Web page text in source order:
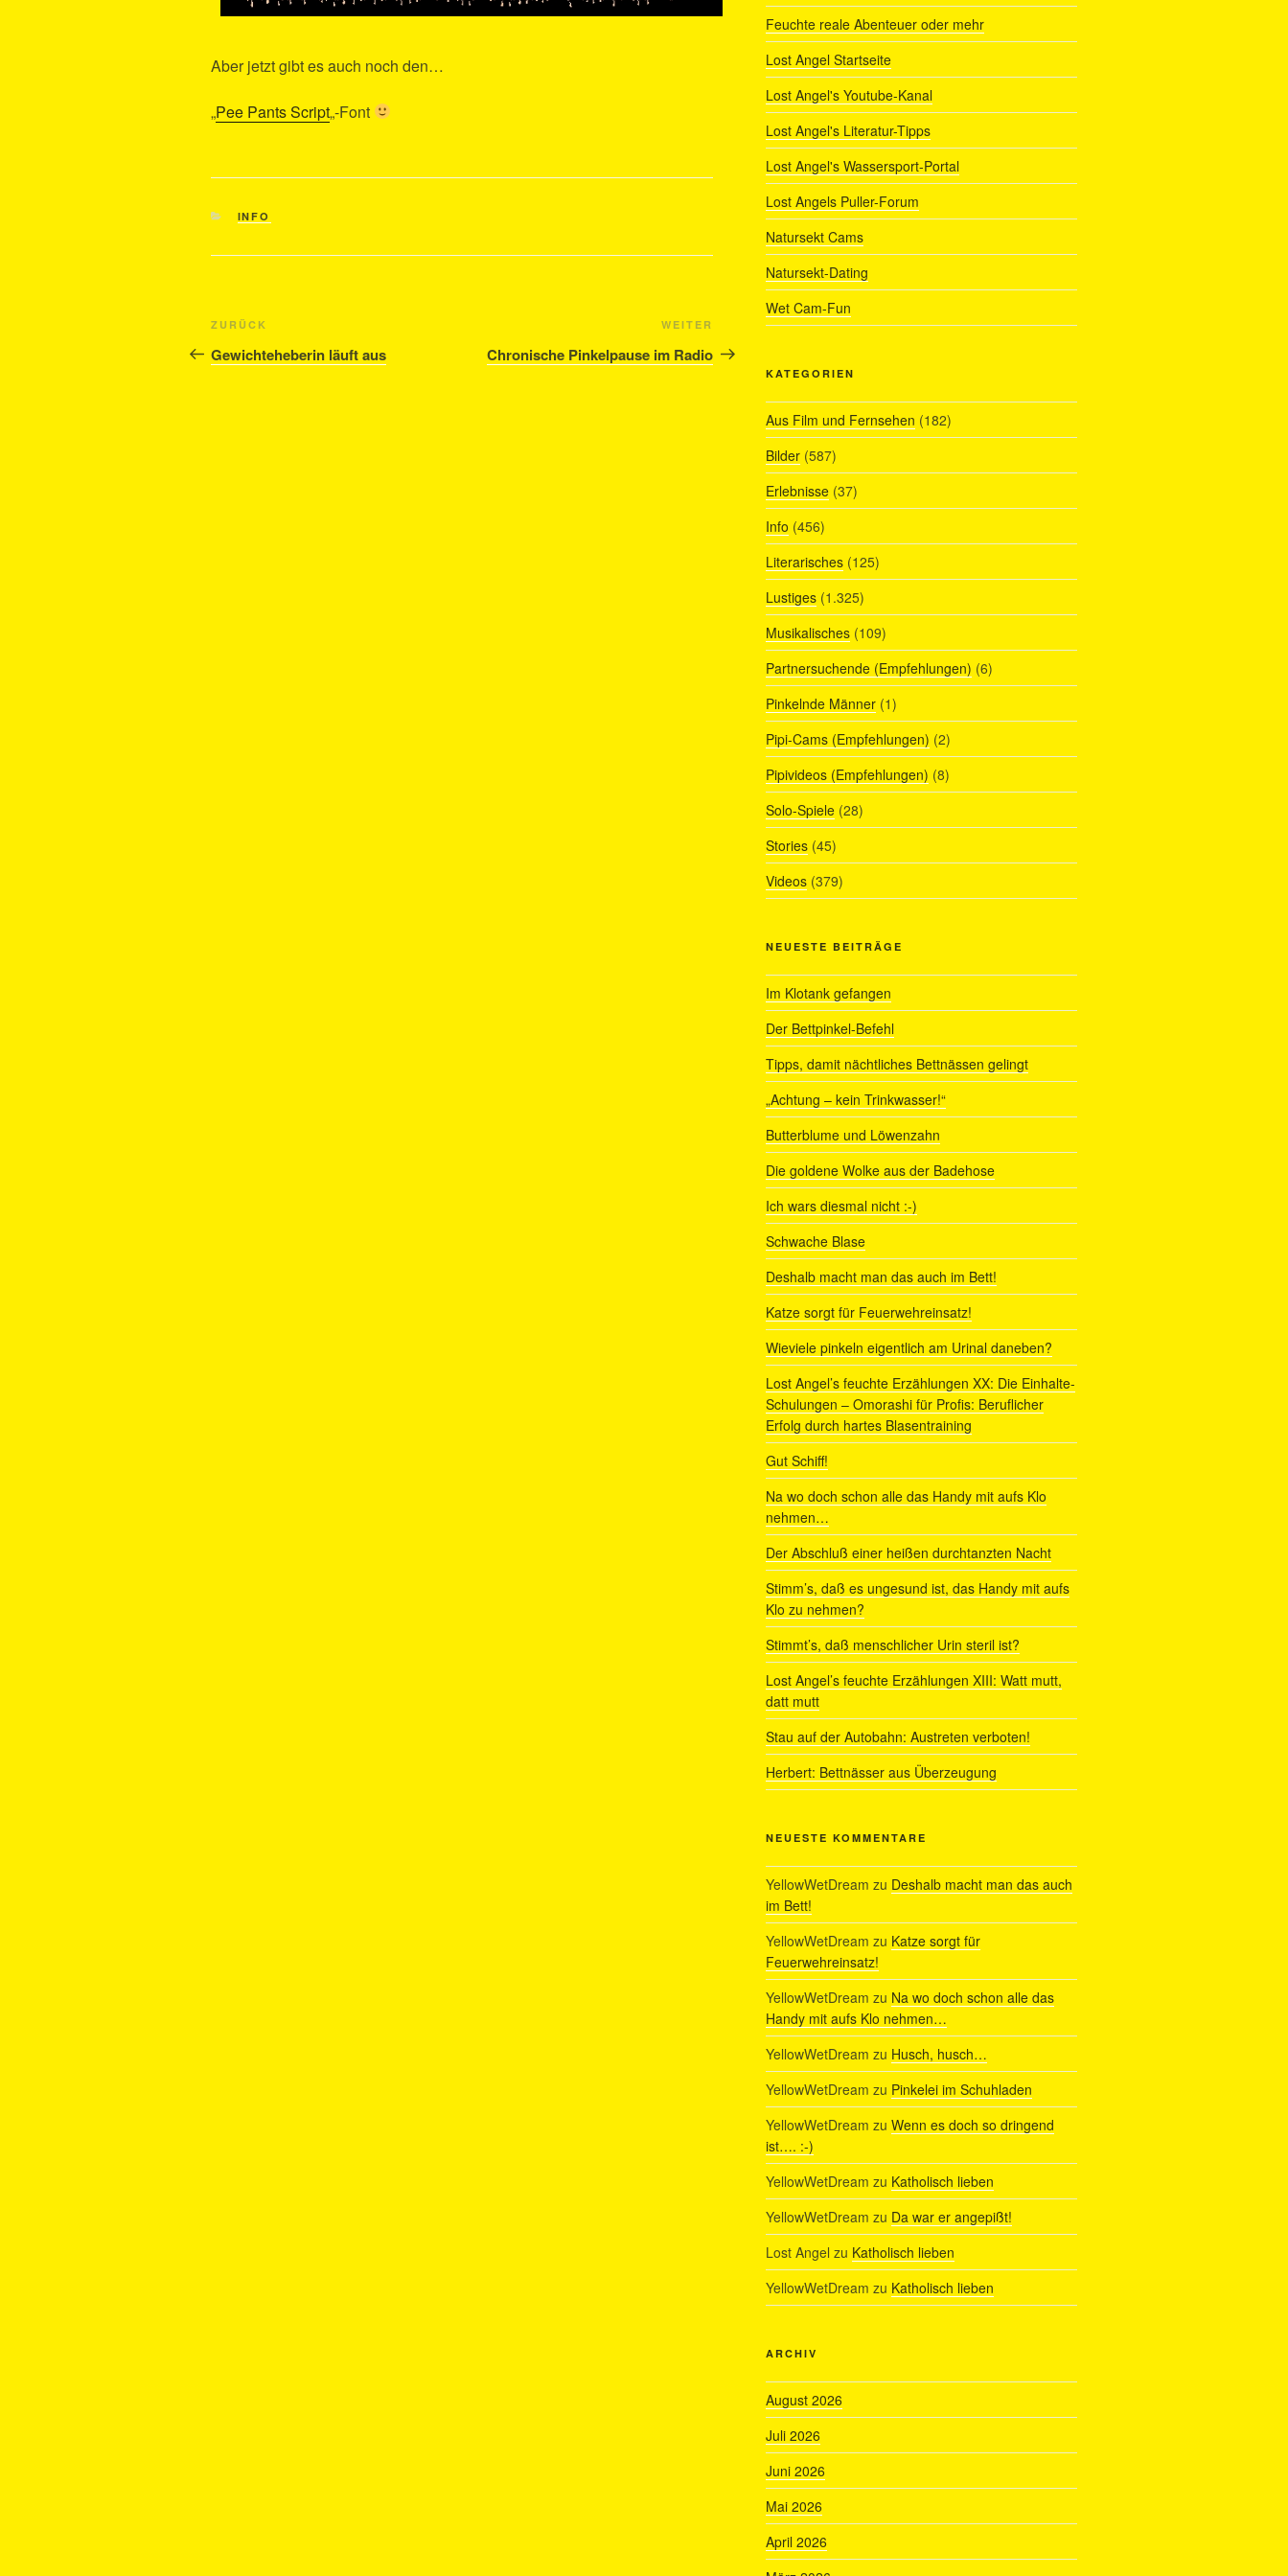
Aber jetzt gibt es auch noch den…
„Pee Pants Script„-Font
KATEGORIEN
INFO
Beitragsnavigation
Vorheriger
Beitrag
ZURÜCK
Gewichteheberin läuft aus
Nächster
Beitrag
WEITER
Chronische Pinkelpause im Radio
Feuchte reale Abenteuer oder mehr
Lost Angel Startseite
Lost Angel's Youtube-Kanal
Lost Angel's Literatur-Tipps
Lost Angel's Wassersport-Portal
Lost Angels Puller-Forum
Natursekt Cams
Natursekt-Dating
Wet Cam-Fun
KATEGORIEN
Aus Film und Fernsehen (182)
Bilder(587)
Erlebnisse(37)
Info (456)
Literarisches(125)
Lustiges(1.325)
Musikalisches(109)
Partnersuchende (Empfehlungen) (6)
Pinkelnde Männer(1)
Pipi-Cams (Empfehlungen) (2)
Pipivideos (Empfehlungen) (8)
Solo-Spiele(28)
Stories(45)
Videos(379)
NEUESTE BEITRÄGE
Im Klotank gefangen
Der Bettpinkel-Befehl
Tipps, damit nächtliches Bettnässen gelingt
„Achtung – kein Trinkwasser!“
Butterblume und Löwenzahn
Die goldene Wolke aus der Badehose
Ich wars diesmal nicht :-)
Schwache Blase
Deshalb macht man das auch im Bett!
Katze sorgt für Feuerwehreinsatz!
Wieviele pinkeln eigentlich am Urinal daneben?
Lost Angel’s feuchte Erzählungen XX: Die Einhalte-
Schulungen – Omorashi für Profis: Beruflicher
Erfolg durch hartes Blasentraining
Gut Schiff!
Na wo doch schon alle das Handy mit aufs Klo
nehmen…
Der Abschluß einer heißen durchtanzten Nacht
Stimm’s, daß es ungesund ist, das Handy mit aufs
Klo zu nehmen?
Stimmt’s, daß menschlicher Urin steril ist?
Lost Angel’s feuchte Erzählungen XIII: Watt mutt,
datt mutt
Stau auf der Autobahn: Austreten verboten!
Herbert: Bettnässer aus Überzeugung
NEUESTE KOMMENTARE
YellowWetDream zu Deshalb macht man das auch
im Bett!
YellowWetDream zu Katze sorgt für
Feuerwehreinsatz!
YellowWetDream zu Na wo doch schon alle das
Handy mit aufs Klo nehmen…
YellowWetDream zu Husch, husch…
YellowWetDream zu Pinkelei im Schuhladen
YellowWetDream zu Wenn es doch so dringend
ist…. :-)
YellowWetDream zu Katholisch lieben
YellowWetDream zu Da war er angepißt!
Lost Angel zu Katholisch lieben
YellowWetDream zu Katholisch lieben
ARCHIV
August 2026
Juli 2026
Juni 2026
Mai 2026
April 2026